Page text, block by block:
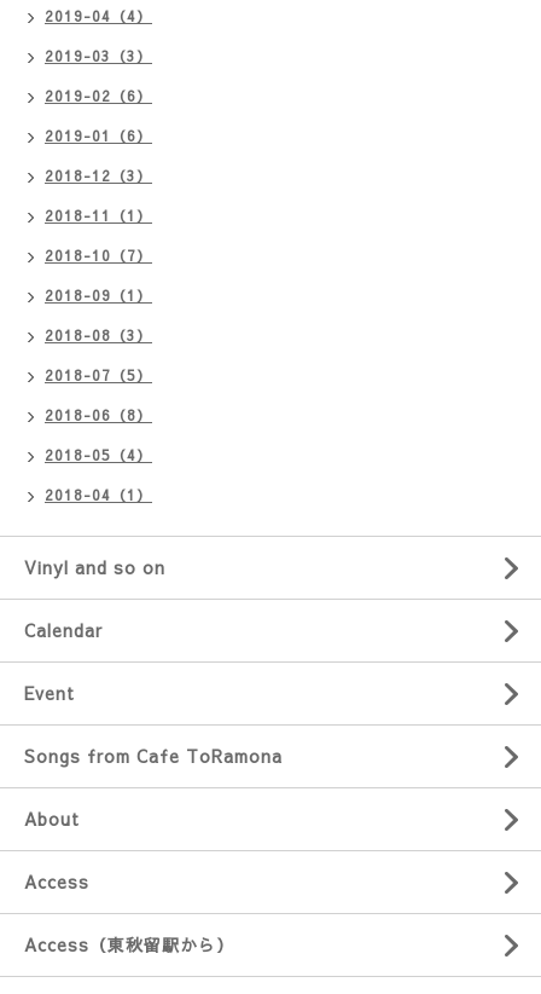
2019-04（4）
2019-03（3）
2019-02（6）
2019-01（6）
2018-12（3）
2018-11（1）
2018-10（7）
2018-09（1）
2018-08（3）
2018-07（5）
2018-06（8）
2018-05（4）
2018-04（1）
Vinyl and so on
Calendar
Event
Songs from Cafe ToRamona
About
Access
Access（東秋留駅から）